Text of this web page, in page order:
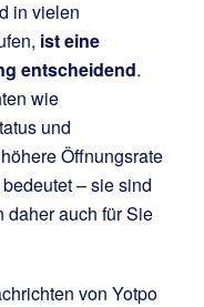
in vielen
ist eine
entscheidend.
wie
und
Öffnungsrate
– sie sind
daher auch für Sie
von Yotpo